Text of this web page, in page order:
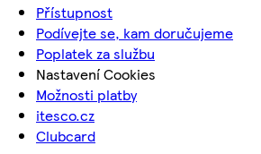
Přístupnost
Podívejte se, kam doručujeme
Poplatek za službu
Nastavení Cookies
Možnosti platby
itesco.cz
Clubcard